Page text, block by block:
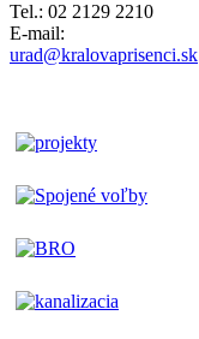
Tel.: 02 2129 2210
E-mail:
urad@kralovaprisenci.sk